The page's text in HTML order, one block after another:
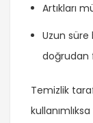
Artıkları
Uzun süre
doğrudan
Temizlik